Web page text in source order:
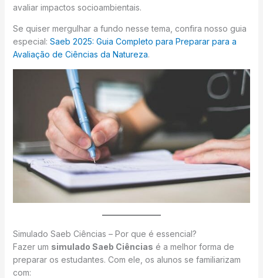
avaliar impactos socioambientais.
Se quiser mergulhar a fundo nesse tema, confira nosso guia
especial: Saeb 2025: Guia Completo para Preparar para a
Avaliação de Ciências da Natureza.
Simulado Saeb Ciências – Por que é essencial?
Fazer um simulado Saeb Ciências é a melhor forma de
preparar os estudantes. Com ele, os alunos se familiarizam
com: